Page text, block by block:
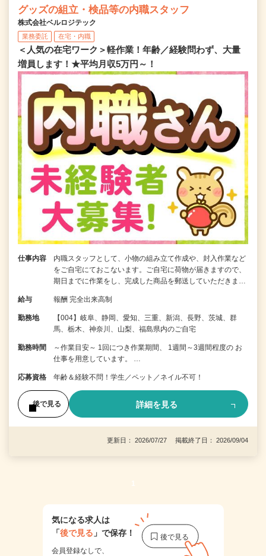
グッズの組立・検品等の内職スタッフ
株式会社ベルロジテック
業務委託 在宅・内職
＜人気の在宅ワーク＞軽作業！年齢／経験問わず、大量
増員します！★平均月収5万円～！
仕事内容
内職スタッフとして、小物の組み立て作成や、封入作業など
をご自宅にておこないます。ご自宅に荷物が届きますので、
期日までに作業をし、完成した商品を郵送していただきま…
給与 報酬 完全出来高制
勤務地
【004】岐阜、静岡、愛知、三重、新潟、長野、茨城、群
馬、栃木、神奈川、山梨、福島県内のご自宅
勤務時間
～作業目安～ 1回につき作業期間、 1週間～3週間程度の お
仕事を用意しています。 …
応募資格 年齢＆経験不問！学生／ペット／ネイル不可！
後で見る 詳細を見る
更新日： 2026/07/27 掲載終了日： 2026/09/04
1
気になる求人は
「後で見る 」で保存！
会員登録なしで、